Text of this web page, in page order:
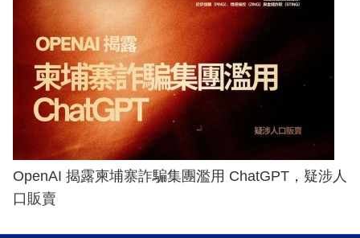
OpenAI 揭露柬埔寨詐騙集團濫用 ChatGPT，疑涉人
口販賣